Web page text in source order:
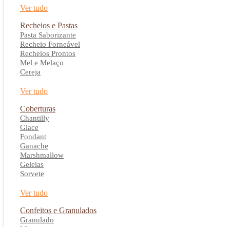
Ver tudo
Recheios e Pastas
Pasta Saborizante
Recheio Forneável
Recheios Prontos
Mel e Melaço
Cereja
Ver tudo
Coberturas
Chantilly
Glace
Fondant
Ganache
Marshmallow
Geleias
Sorvete
Ver tudo
Confeitos e Granulados
Granulado